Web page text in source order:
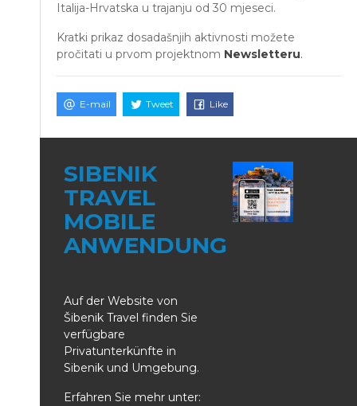
Italija-Hrvatska u trajanju od 30 mjeseci.
Kratki prikaz dosadašnjih aktivnosti možete
pročitati u prvom projektnom Newsletteru.
E-mail Tweet Like
SIBENIK
TRAVEL
MOBILE
ANWENDUNG
Auf der Website von
Šibenik Travel finden Sie
verfügbare
Privatunterkünfte in
Sibenik und Umgebung.
Erfahren Sie mehr unter: